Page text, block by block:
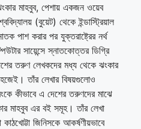
মাহবুব, পেশায় একজন ওয়েব
(বুয়েট) থেকে ইন্ডাস্ট্রিয়াল
পাশ করার পর যুক্তরাষ্ট্রের নর্থ
সায়েন্সে স্নাতকোত্তর ডিগ্রি
তরুণ লেখকদের মধ্য থেকে ঝংকার
তাঁর লেখার বিষয়গুলোও
কীভাবে এ দেশের তরুণদের মাঝে
মাহবুব এর বই সমূহ। তাঁর লেখা
জিনিসকে আকর্ষণীয়ভাবে